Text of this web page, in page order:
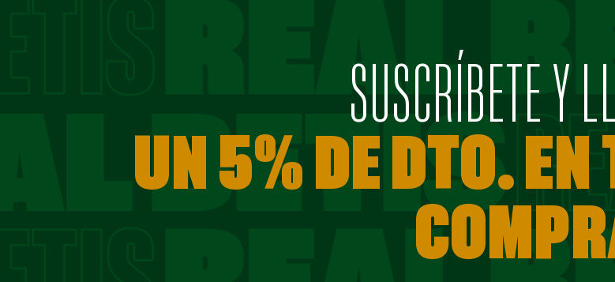
SUSCRÍBETE Y
UN 5% DE DTO.